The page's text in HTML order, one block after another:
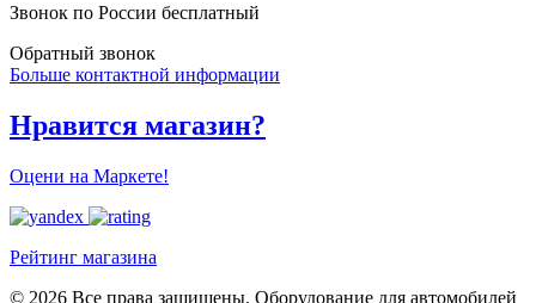
Звонок по России бесплатный
Обратный звонок
Больше контактной информации
Нравится магазин?
Оцени на Маркете!
Рейтинг магазина
© 2026 Все права защищены. Оборудование для автомобилей